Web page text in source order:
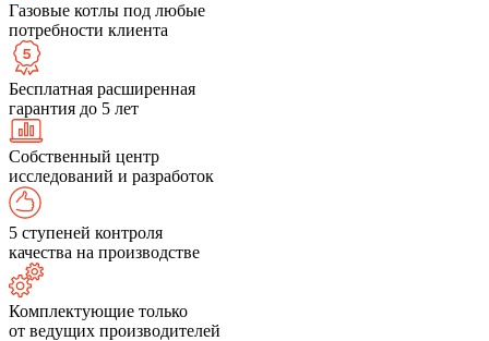
Газовые котлы под любые
потребности клиента
Бесплатная расширенная
гарантия до 5 лет
Собственный центр
исследований и разработок
5 ступеней контроля
качества на производстве
Комплектующие только
от ведущих производителей